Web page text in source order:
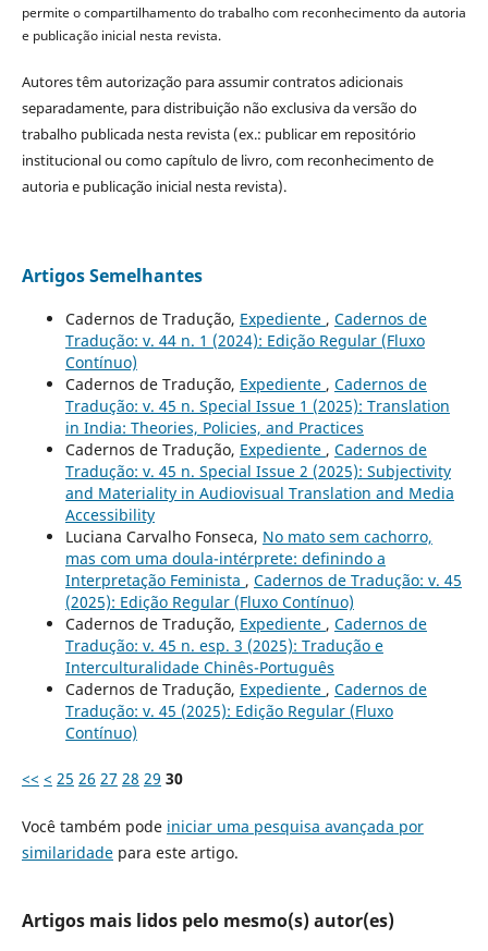
permite o compartilhamento do trabalho com reconhecimento da autoria
e publicação inicial nesta revista.
Autores têm autorização para assumir contratos adicionais
separadamente, para distribuição não exclusiva da versão do
trabalho publicada nesta revista (ex.: publicar em repositório
institucional ou como capítulo de livro, com reconhecimento de
autoria e publicação inicial nesta revista).
Artigos Semelhantes
Cadernos de Tradução, Expediente , Cadernos de
Tradução: v. 44 n. 1 (2024): Edição Regular (Fluxo
Contínuo)
Cadernos de Tradução, Expediente , Cadernos de
Tradução: v. 45 n. Special Issue 1 (2025): Translation
in India: Theories, Policies, and Practices
Cadernos de Tradução, Expediente , Cadernos de
Tradução: v. 45 n. Special Issue 2 (2025): Subjectivity
and Materiality in Audiovisual Translation and Media
Accessibility
Luciana Carvalho Fonseca, No mato sem cachorro,
mas com uma doula-intérprete: definindo a
Interpretação Feminista , Cadernos de Tradução: v. 45
(2025): Edição Regular (Fluxo Contínuo)
Cadernos de Tradução, Expediente , Cadernos de
Tradução: v. 45 n. esp. 3 (2025): Tradução e
Interculturalidade Chinês-Português
Cadernos de Tradução, Expediente , Cadernos de
Tradução: v. 45 (2025): Edição Regular (Fluxo
Contínuo)
<< < 25 26 27 28 29 30
Você também pode iniciar uma pesquisa avançada por
similaridadepara este artigo.
Artigos mais lidos pelo mesmo(s) autor(es)